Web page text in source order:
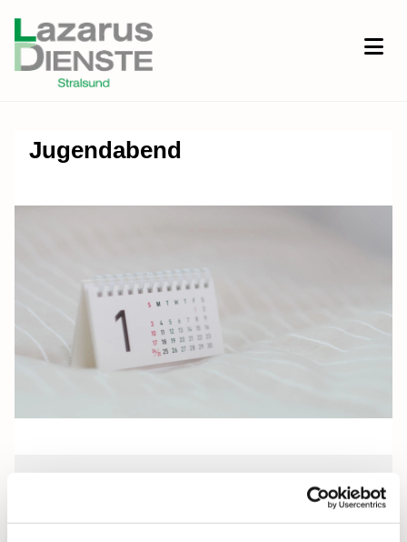
Jugendabend
Freitag, 4. Dezember 2026, 18:00 Uhr